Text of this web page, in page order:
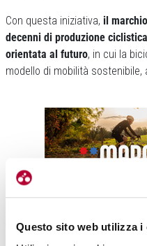
Questo sito web utilizza i
Con questa iniziativa, il
decenni di produzione
orientata al futuro, in cui la
modello di mobilità
casuale. Si tratta di un